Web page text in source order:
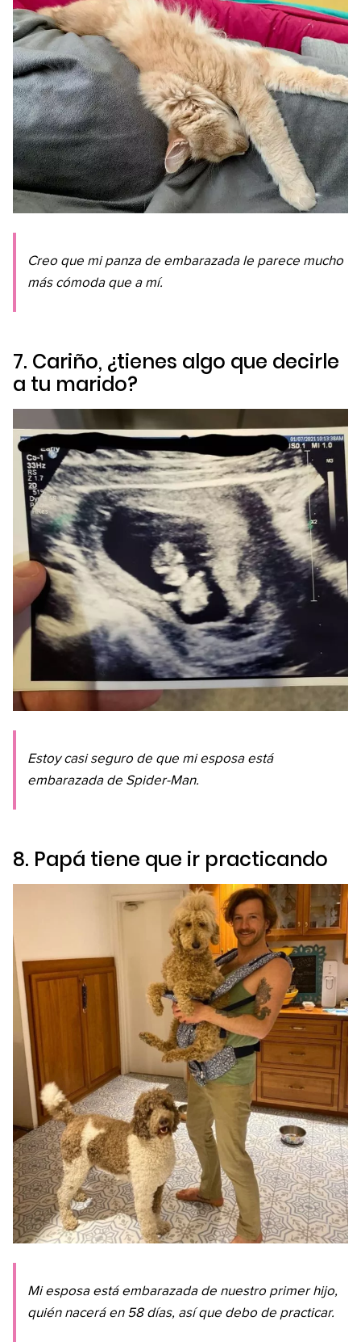
Creo que mi panza de embarazada le parece mucho
más cómoda que a mí.
7. Cariño, ¿tienes algo que decirle
a tu marido?
Estoy casi seguro de que mi esposa está
embarazada de Spider-Man.
8. Papá tiene que ir practicando
Mi esposa está embarazada de nuestro primer hijo,
quién nacerá en 58 días, así que debo de practicar.